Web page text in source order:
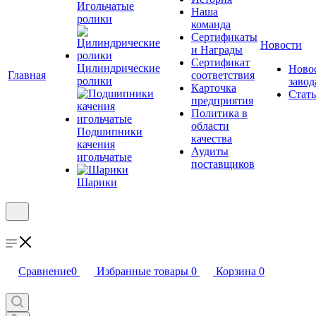
Главная
Игольчатые
ролики
Цилиндрические
ролики
Подшипники
качения
игольчатые
Шарики
Наша
команда
Сертификаты
и Награды
Сертификат
соответствия
Карточка
предприятия
Политика в
области
качества
Аудиты
поставщиков
Новости
Сравнение0 Избранные товары 0 Корзина 0